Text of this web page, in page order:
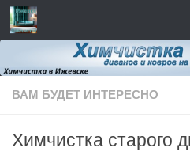
Перейти к содержимому
ВАМ БУДЕТ ИНТЕРЕСНО
Химчистка старого